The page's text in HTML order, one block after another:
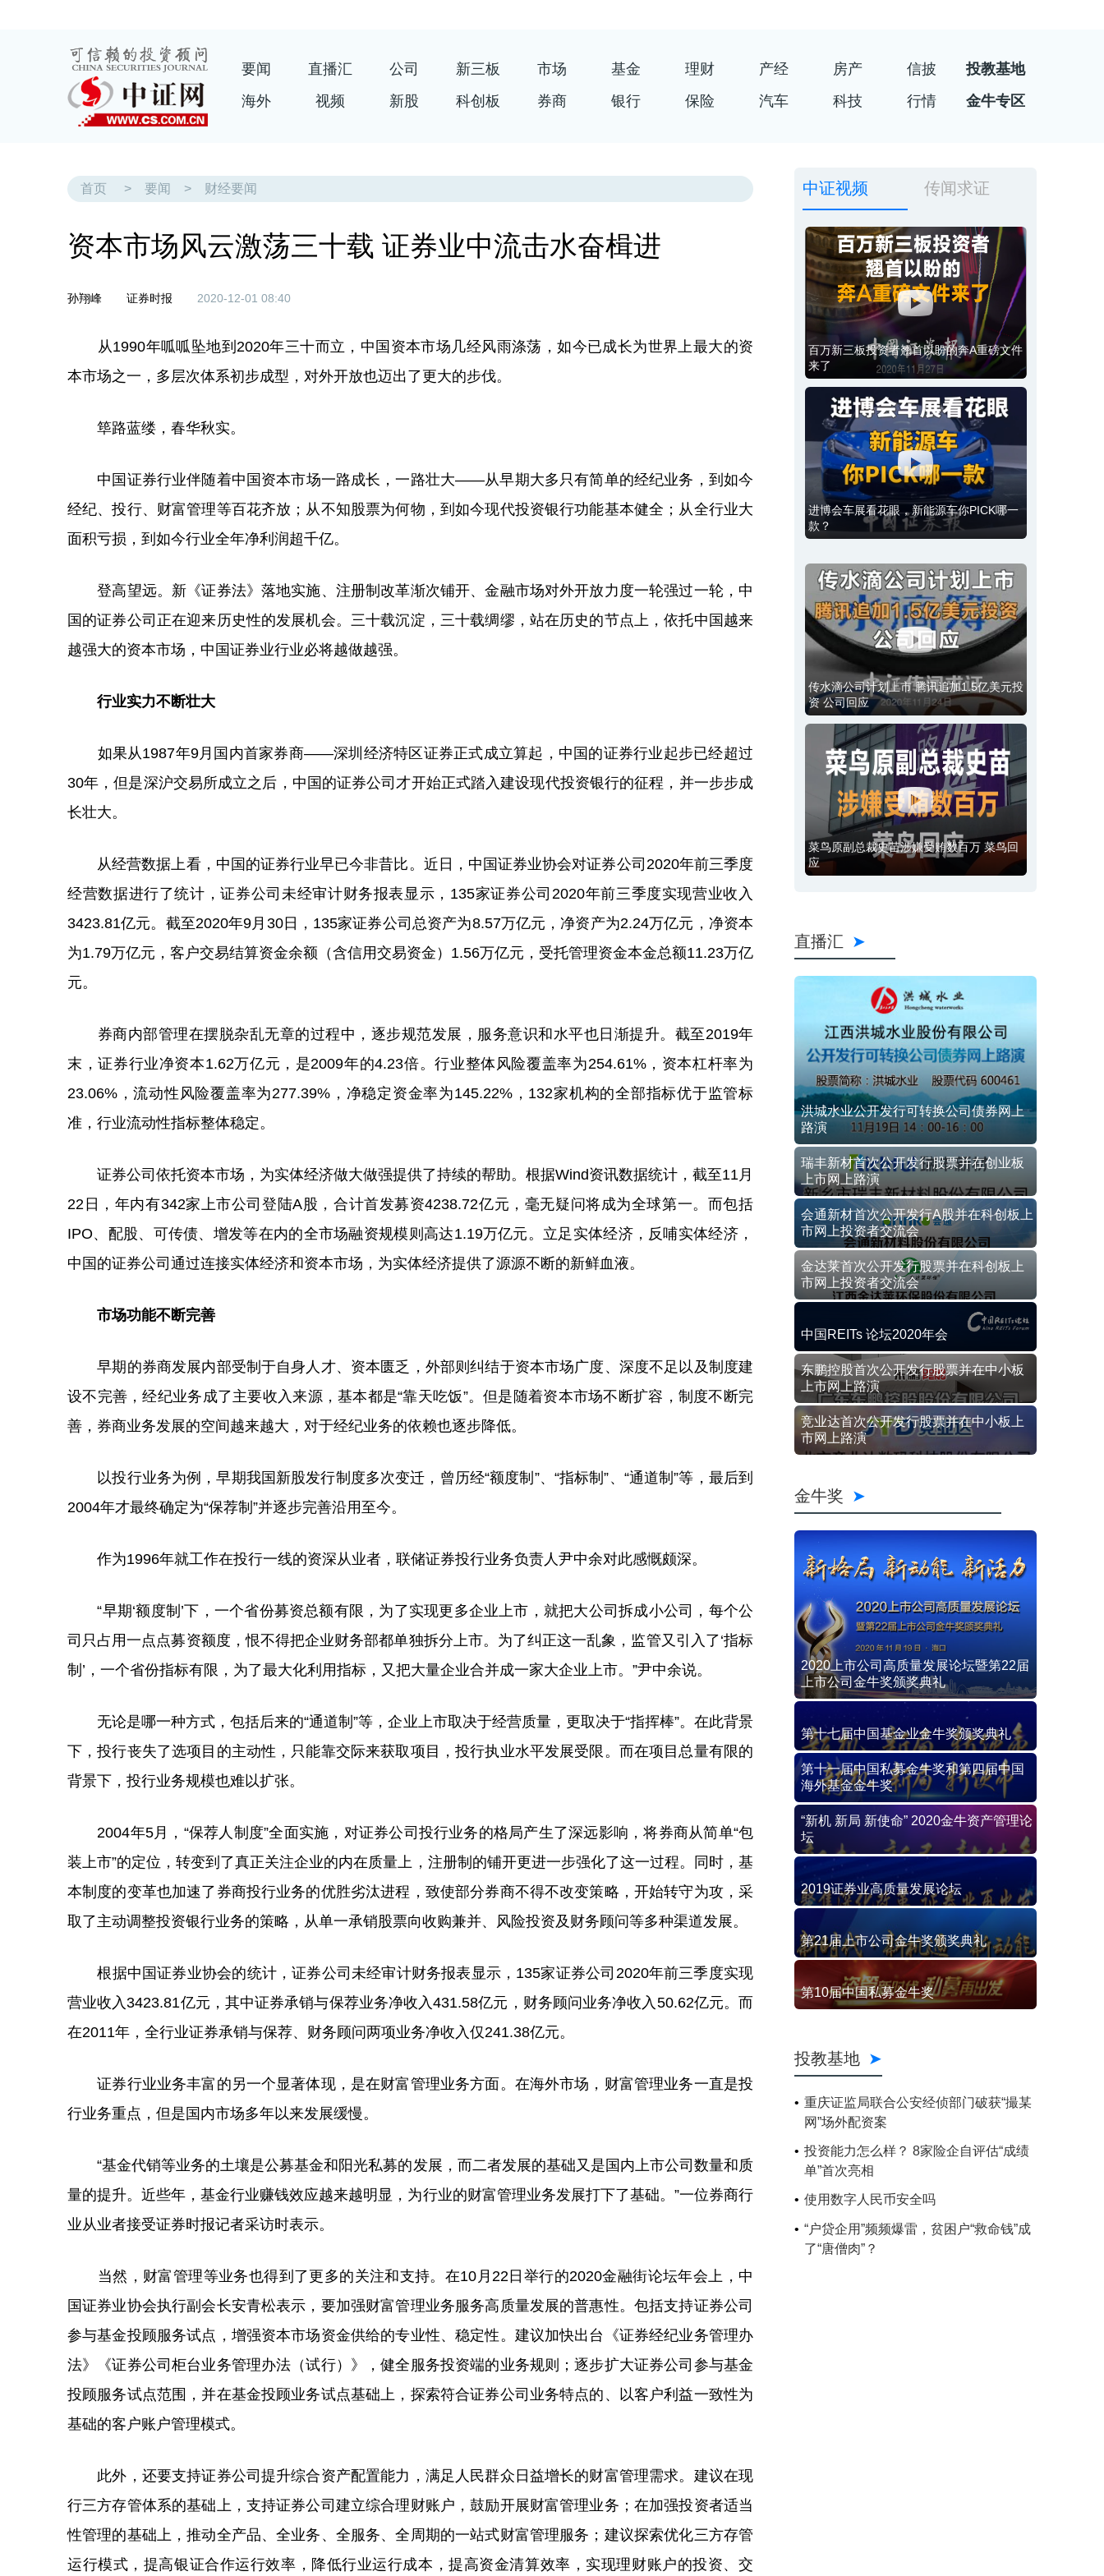
要闻 直播汇 公司 新三板 市场 基金 理财 产经 房产 信披
投教基地
海外
视频 新股 科创板 券商 银行 保险 汽车 科技 行情 金牛专区
首页 > 要闻 > 财经要闻
资本市场风云激荡三十载 证券业中流击水奋楫进
孙翔峰 证券时报 2020-12-01 08:40
从1990年呱呱坠地到2020年三十而立，中国资本市场几经风雨涤荡，如今已成长为世界上最大的资
本市场之一，多层次体系初步成型，对外开放也迈出了更大的步伐。
筚路蓝缕，春华秋实。
中国证券行业伴随着中国资本市场一路成长，一路壮大——从早期大多只有简单的经纪业务，到如今
经纪、投行、财富管理等百花齐放；从不知股票为何物，到如今现代投资银行功能基本健全；从全行业大
面积亏损，到如今行业全年净利润超千亿。
登高望远。新《证券法》落地实施、注册制改革渐次铺开、金融市场对外开放力度一轮强过一轮，中
国的证券公司正在迎来历史性的发展机会。三十载沉淀，三十载绸缪，站在历史的节点上，依托中国越来
越强大的资本市场，中国证券业行业必将越做越强。
行业实力不断壮大
如果从1987年9月国内首家券商——深圳经济特区证券正式成立算起，中国的证券行业起步已经超过
30年，但是深沪交易所成立之后，中国的证券公司才开始正式踏入建设现代投资银行的征程，并一步步成
长壮大。
从经营数据上看，中国的证券行业早已今非昔比。近日，中国证券业协会对证券公司2020年前三季度
经营数据进行了统计，证券公司未经审计财务报表显示，135家证券公司2020年前三季度实现营业收入
3423.81亿元。截至2020年9月30日，135家证券公司总资产为8.57万亿元，净资产为2.24万亿元，净资本
为1.79万亿元，客户交易结算资金余额（含信用交易资金）1.56万亿元，受托管理资金本金总额11.23万亿
元。
券商内部管理在摆脱杂乱无章的过程中，逐步规范发展，服务意识和水平也日渐提升。截至2019年
末，证券行业净资本1.62万亿元，是2009年的4.23倍。行业整体风险覆盖率为254.61%，资本杠杆率为
23.06%，流动性风险覆盖率为277.39%，净稳定资金率为145.22%，132家机构的全部指标优于监管标
准，行业流动性指标整体稳定。
证券公司依托资本市场，为实体经济做大做强提供了持续的帮助。根据Wind资讯数据统计，截至11月
22日，年内有342家上市公司登陆A股，合计首发募资4238.72亿元，毫无疑问将成为全球第一。而包括
IPO、配股、可传债、增发等在内的全市场融资规模则高达1.19万亿元。立足实体经济，反哺实体经济，
中国的证券公司通过连接实体经济和资本市场，为实体经济提供了源源不断的新鲜血液。
市场功能不断完善
早期的券商发展内部受制于自身人才、资本匮乏，外部则纠结于资本市场广度、深度不足以及制度建
设不完善，经纪业务成了主要收入来源，基本都是“靠天吃饭”。但是随着资本市场不断扩容，制度不断完
善，券商业务发展的空间越来越大，对于经纪业务的依赖也逐步降低。
以投行业务为例，早期我国新股发行制度多次变迁，曾历经“额度制”、“指标制”、“通道制”等，最后到
2004年才最终确定为“保荐制”并逐步完善沿用至今。
作为1996年就工作在投行一线的资深从业者，联储证券投行业务负责人尹中余对此感慨颇深。
“早期‘额度制’下，一个省份募资总额有限，为了实现更多企业上市，就把大公司拆成小公司，每个公
司只占用一点点募资额度，恨不得把企业财务部都单独拆分上市。为了纠正这一乱象，监管又引入了‘指标
制’，一个省份指标有限，为了最大化利用指标，又把大量企业合并成一家大企业上市。”尹中余说。
无论是哪一种方式，包括后来的“通道制”等，企业上市取决于经营质量，更取决于“指挥棒”。在此背景
下，投行丧失了选项目的主动性，只能靠交际来获取项目，投行执业水平发展受限。而在项目总量有限的
背景下，投行业务规模也难以扩张。
2004年5月，“保荐人制度”全面实施，对证券公司投行业务的格局产生了深远影响，将券商从简单“包
装上市”的定位，转变到了真正关注企业的内在质量上，注册制的铺开更进一步强化了这一过程。同时，基
本制度的变革也加速了券商投行业务的优胜劣汰进程，致使部分券商不得不改变策略，开始转守为攻，采
取了主动调整投资银行业务的策略，从单一承销股票向收购兼并、风险投资及财务顾问等多种渠道发展。
根据中国证券业协会的统计，证券公司未经审计财务报表显示，135家证券公司2020年前三季度实现
营业收入3423.81亿元，其中证券承销与保荐业务净收入431.58亿元，财务顾问业务净收入50.62亿元。而
在2011年，全行业证券承销与保荐、财务顾问两项业务净收入仅241.38亿元。
证券行业业务丰富的另一个显著体现，是在财富管理业务方面。在海外市场，财富管理业务一直是投
行业务重点，但是国内市场多年以来发展缓慢。
“基金代销等业务的土壤是公募基金和阳光私募的发展，而二者发展的基础又是国内上市公司数量和质
量的提升。近些年，基金行业赚钱效应越来越明显，为行业的财富管理业务发展打下了基础。”一位券商行
业从业者接受证券时报记者采访时表示。
当然，财富管理等业务也得到了更多的关注和支持。在10月22日举行的2020金融街论坛年会上，中
国证券业协会执行副会长安青松表示，要加强财富管理业务服务高质量发展的普惠性。包括支持证券公司
参与基金投顾服务试点，增强资本市场资金供给的专业性、稳定性。建议加快出台《证券经纪业务管理办
法》《证券公司柜台业务管理办法（试行）》，健全服务投资端的业务规则；逐步扩大证券公司参与基金
投顾服务试点范围，并在基金投顾业务试点基础上，探索符合证券公司业务特点的、以客户利益一致性为
基础的客户账户管理模式。
此外，还要支持证券公司提升综合资产配置能力，满足人民群众日益增长的财富管理需求。建议在现
行三方存管体系的基础上，支持证券公司建立综合理财账户，鼓励开展财富管理业务；在加强投资者适当
性管理的基础上，推动全产品、全业务、全服务、全周期的一站式财富管理服务；建议探索优化三方存管
运行模式，提高银证合作运行效率，降低行业运行成本，提高资金清算效率，实现理财账户的投资、交
中证视频 传闻求证
百万新三板投资者翘首以盼的奔A重磅文件
来了
进博会车展看花眼，新能源车你PICK哪一
款？
传水滴公司计划上市 腾讯追加1.5亿美元投
资 公司回应
菜鸟原副总裁史苗涉嫌受贿数百万 菜鸟回
应
直播汇
洪城水业公开发行可转换公司债券网上
路演
瑞丰新材首次公开发行股票并在创业板
上市网上路演
会通新材首次公开发行A股并在科创板上
市网上投资者交流会
金达莱首次公开发行股票并在科创板上
市网上投资者交流会
中国REITs 论坛2020年会
东鹏控股首次公开发行股票并在中小板
上市网上路演
竞业达首次公开发行股票并在中小板上
市网上路演
金牛奖
2020上市公司高质量发展论坛暨第22届
上市公司金牛奖颁奖典礼
第十七届中国基金业金牛奖颁奖典礼
第十一届中国私募金牛奖和第四届中国
海外基金金牛奖
“新机 新局 新使命” 2020金牛资产管理论
坛
2019证券业高质量发展论坛
第21届上市公司金牛奖颁奖典礼
第10届中国私募金牛奖
投教基地
重庆证监局联合公安经侦部门破获“撮某
网”场外配资案
投资能力怎么样？ 8家险企自评估“成绩
单”首次亮相
使用数字人民币安全吗
“户贷企用”频频爆雷，贫困户“救命钱”成
了“唐僧肉”？